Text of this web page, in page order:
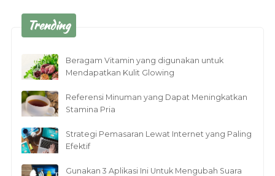
Trending
Beragam Vitamin yang digunakan untuk
Mendapatkan Kulit Glowing
Referensi Minuman yang Dapat Meningkatkan
Stamina Pria
Strategi Pemasaran Lewat Internet yang Paling
Efektif
Gunakan 3 Aplikasi Ini Untuk Mengubah Suara